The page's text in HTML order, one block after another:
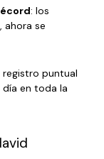
: los
ahora se
registro puntual
en toda la